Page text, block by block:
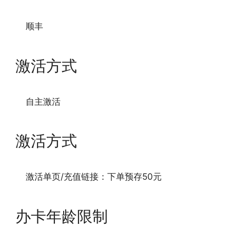
顺丰
激活方式
自主激活
激活方式
激活单页/充值链接：下单预存50元
办卡年龄限制